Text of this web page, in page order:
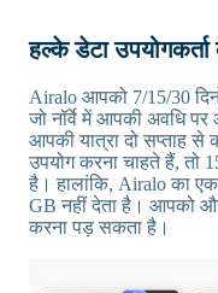
हल्के डेटा
Airalo आपको 7/15/30
जो नॉर्वे में आपकी अवधि पर
आपकी यात्रा दो सप्ताह
उपयोग करना चाहते हैं, तो
है। हालांकि, Airalo का
GB नहीं देता है। आपको
करना पड़ सकता है।